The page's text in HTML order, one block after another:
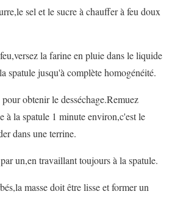
sel et le sucre à chauffer à feu doux
la farine en pluie dans le liquide
spatule jusqu'à complète homogénéité.
obtenir le desséchage.Remuez
à la spatule 1 minute environ,c'est le
dans une terrine.
un,en travaillant toujours à la spatule.
masse doit être lisse et former un